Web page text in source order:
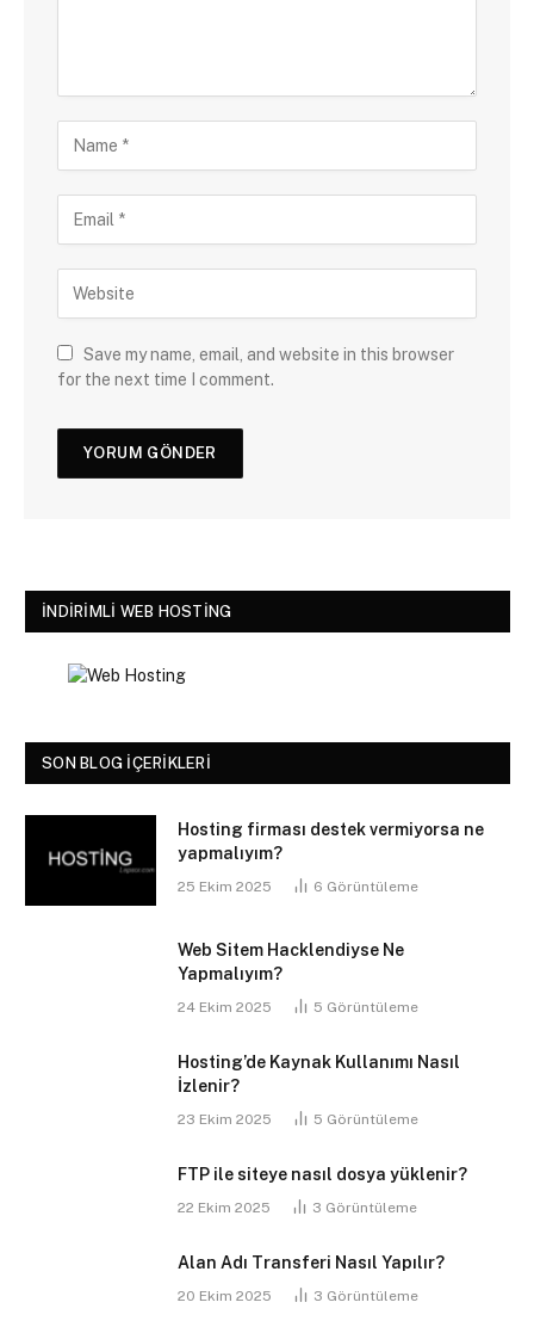
Save my name, email, and website in this browser
for the next time I comment.
İNDIRIMLI WEB HOSTING
SON BLOG İÇERIKLERI
Hosting firması destek vermiyorsa ne
yapmalıyım?
25 Ekim 2025 6 Görüntüleme
Web Sitem Hacklendiyse Ne
Yapmalıyım?
24 Ekim 2025 5 Görüntüleme
Hosting’de Kaynak Kullanımı Nasıl
İzlenir?
23 Ekim 2025 5 Görüntüleme
FTP ile siteye nasıl dosya yüklenir?
22 Ekim 2025 3 Görüntüleme
Alan Adı Transferi Nasıl Yapılır?
20 Ekim 2025 3 Görüntüleme